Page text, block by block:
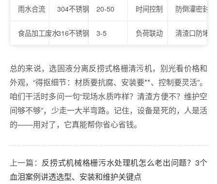
雨水合流 304不锈钢 20-50 时间控制 防倒灌密封
食品加工废水316不锈钢 3-5 负荷联动 清渣口防堵
总的来说，选固液分离反捞式格栅清污机，别光看价格和
外观，“得抠细节：材质要抗腐、安装要**、控制要灵活”。
咱们干活时多问一句“现场水质咋样？清渣方便不？维护空
间够不够”，少走一大半弯路。记住，设备是死的，人是活
的——用对了，它真能帮你省心省钱。
上一篇： 反捞式机械格栅污水处理机怎么老出问题？3个
血泪案例讲透选型、安装和维护关键点